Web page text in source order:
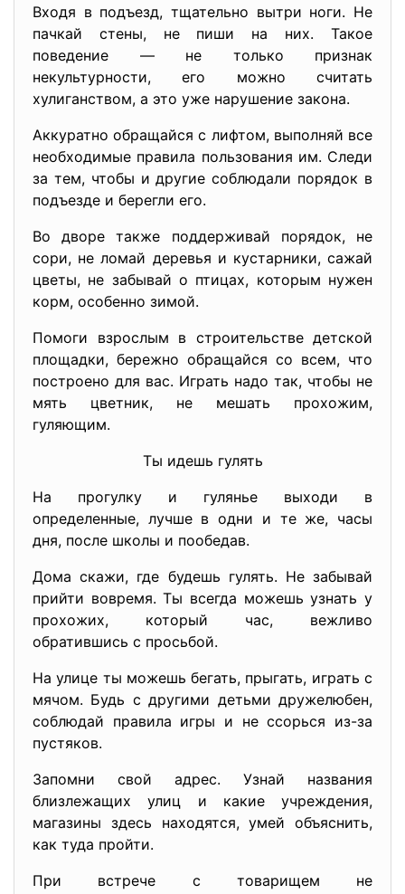
Входя в подъезд, тщательно вытри ноги. Не
пачкай стены, не пиши на них. Такое
поведение — не только признак
некультурности, его можно считать
хулиганством, а это уже нарушение закона.
Аккуратно обращайся с лифтом, выполняй все
необходимые правила пользования им. Следи
за тем, чтобы и другие соблюдали порядок в
подъезде и берегли его.
Во дворе также поддерживай порядок, не
сори, не ломай деревья и кустарники, сажай
цветы, не забывай о птицах, которым нужен
корм, особенно зимой.
Помоги взрослым в строительстве детской
площадки, бережно обращайся со всем, что
построено для вас. Играть надо так, чтобы не
мять цветник, не мешать прохожим,
гуляющим.
Ты идешь гулять
На прогулку и гулянье выходи в
определенные, лучше в одни и те же, часы
дня, после школы и пообедав.
Дома скажи, где будешь гулять. Не забывай
прийти вовремя. Ты всегда можешь узнать у
прохожих, который час, вежливо
обратившись с просьбой.
На улице ты можешь бегать, прыгать, играть с
мячом. Будь с другими детьми дружелюбен,
соблюдай правила игры и не ссорься из-за
пустяков.
Запомни свой адрес. Узнай названия
близлежащих улиц и какие учреждения,
магазины здесь находятся, умей объяснить,
как туда пройти.
При встрече с товарищем не